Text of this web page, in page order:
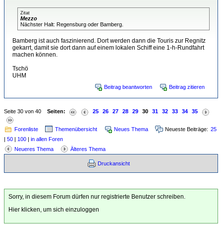
Zitat
Mezzo
Nächster Halt: Regensburg oder Bamberg.
Bamberg ist auch faszinierend. Dort werden dann die Touris zur Regnitz
gekarrt, damit sie dort dann auf einem lokalen Schiff eine 1-h-Rundfahrt
machen können.
Tschö
UHM
Beitrag beantworten Beitrag zitieren
Seite 30 von 40 Seiten: 25 26 27 28 29 30 31 32 33 34 35
Forenliste Themenübersicht Neues Thema Neueste Beiträge: 25
| 50 | 100 | in allen Foren
Neueres Thema
Älteres Thema
Druckansicht
Sorry, in diesem Forum dürfen nur registrierte Benutzer schreiben.
Hier klicken, um sich einzuloggen